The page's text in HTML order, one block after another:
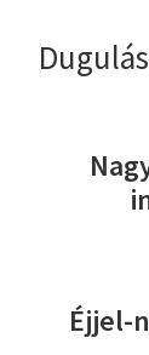
Éjjel-